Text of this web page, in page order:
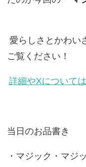
愛らしさとかわい
ご覧ください！
詳細やXについて
当日のお品書き
・マジック・マ